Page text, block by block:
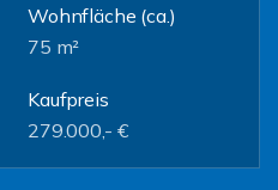
Wohnfläche (ca.)
75 m²
Kaufpreis
279.000,- €